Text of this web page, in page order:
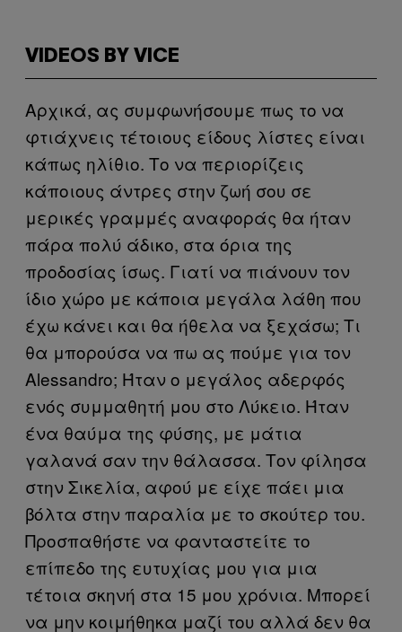
VIDEOS BY VICE
Αρχικά, ας συμφωνήσουμε πως το να
φτιάχνεις τέτοιους είδους λίστες είναι
κάπως ηλίθιο. Το να περιορίζεις
κάποιους άντρες στην ζωή σου σε
μερικές γραμμές αναφοράς θα ήταν
πάρα πολύ άδικο, στα όρια της
προδοσίας ίσως. Γιατί να πιάνουν τον
ίδιο χώρο με κάποια μεγάλα λάθη που
έχω κάνει και θα ήθελα να ξεχάσω; Τι
θα μπορούσα να πω ας πούμε για τον
Alessandro; Ήταν ο μεγάλος αδερφός
ενός συμμαθητή μου στο Λύκειο. Ήταν
ένα θαύμα της φύσης, με μάτια
γαλανά σαν την θάλασσα. Τον φίλησα
στην Σικελία, αφού με είχε πάει μια
βόλτα στην παραλία με το σκούτερ του.
Προσπαθήστε να φανταστείτε το
επίπεδο της ευτυχίας μου για μια
τέτοια σκηνή στα 15 μου χρόνια. Μπορεί
να μην κοιμήθηκα μαζί του αλλά δεν θα